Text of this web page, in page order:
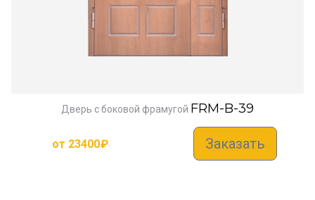
Дверь с боковой фрамугой FRM-B-39
от 23400₽ Заказать